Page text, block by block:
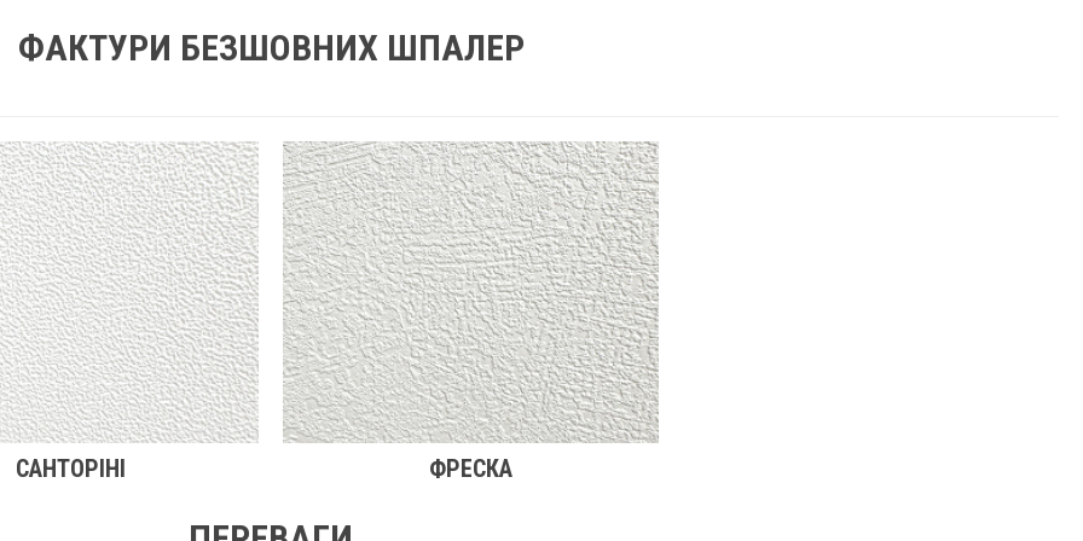
ФАКТУРИ БЕЗШОВНИХ ШПАЛЕР
САНТОРІНІ ФРЕСКА